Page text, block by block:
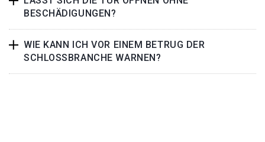
BESCHÄDIGUNGEN?
WIE KANN ICH VOR EINEM BETRUG DER
SCHLOSSBRANCHE WARNEN?